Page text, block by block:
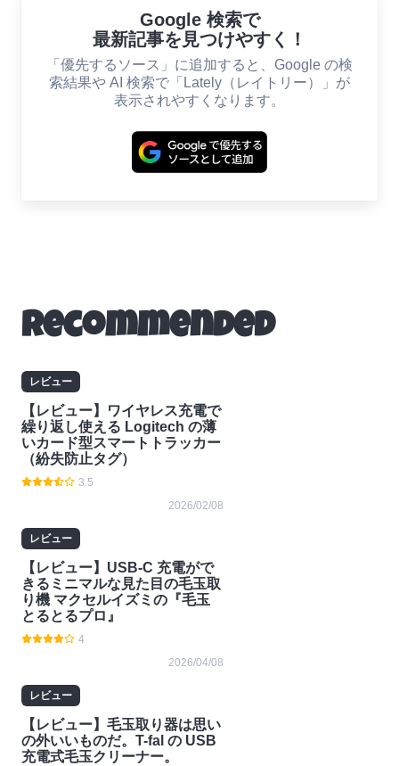
Google 検索で
最新記事を見つけやすく！
「優先するソース」に追加すると、Google の検
索結果や AI 検索で「Lately（レイトリー）」が
表示されやすくなります。
Recommended
レビュー
【レビュー】ワイヤレス充電で
繰り返し使える Logitech の薄
いカード型スマートトラッカー
（紛失防止タグ）
3.5
2026/02/08
レビュー
【レビュー】USB-C 充電がで
きるミニマルな見た目の毛玉取
り機 マクセルイズミの『毛玉
とるとるプロ』
4
2026/04/08
レビュー
【レビュー】毛玉取り器は思い
の外いいものだ。T-fal の USB
充電式毛玉クリーナー。